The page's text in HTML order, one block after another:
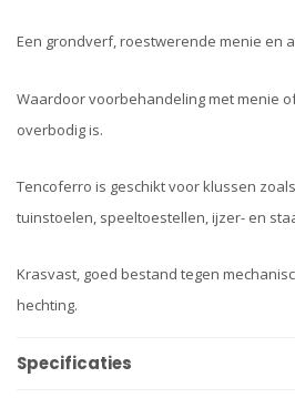
Een grondverf, roestwerende menie en
Waardoor voorbehandeling met menie
overbodig is.
Tencoferro is geschikt voor klussen
tuinstoelen, speeltoestellen, ijzer- en
Krasvast, goed bestand tegen
hechting.
Specificaties